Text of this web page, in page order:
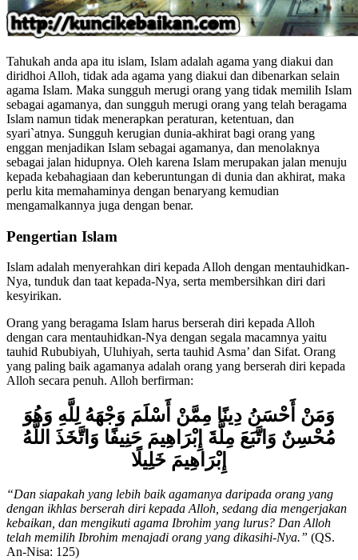
Tahukah anda apa itu islam, Islam adalah agama yang diakui dan
diridhoi Alloh, tidak ada agama yang diakui dan dibenarkan selain
agama Islam. Maka sungguh merugi orang yang tidak memilih Islam
sebagai agamanya, dan sungguh merugi orang yang telah beragama
Islam namun tidak menerapkan peraturan, ketentuan, dan
syari`atnya. Sungguh kerugian dunia-akhirat bagi orang yang
enggan menjadikan Islam sebagai agamanya, dan menolaknya
sebagai jalan hidupnya. Oleh karena Islam merupakan jalan menuju
kepada kebahagiaan dan keberuntungan di dunia dan akhirat, maka
perlu kita memahaminya dengan benaryang kemudian
Pengertian Islam
Islam adalah menyerahkan diri kepada Alloh dengan mentauhidkan-
Nya, tunduk dan taat kepada-Nya, serta membersihkan diri dari
Orang yang beragama Islam harus berserah diri kepada Alloh
dengan cara mentauhidkan-Nya dengan segala macamnya yaitu
tauhid Rububiyah, Uluhiyah, serta tauhid Asma’ dan Sifat. Orang
yang paling baik agamanya adalah orang yang berserah diri kepada
Alloh secara penuh. Alloh berfirman:
وَمَنْ أَحْسَنُ دِينًا مِمَّنْ أَسْلَمَ وَجْهَهُ لِلَّهِ وَهُوَ
مُحْسِنٌ وَاتَّبَعَ مِلَّةَ إِبْرَاهِيمَ حَنِيفًا وَاتَّخَذَ اللَّهُ
إِبْرَاهِيمَ خَلِيلًا
“Dan siapakah yang lebih baik agamanya daripada orang yang
dengan ikhlas berserah diri kepada Alloh, sedang dia mengerjakan
kebaikan, dan mengikuti agama Ibrohim yang lurus? Dan Alloh
telah memilih Ibr